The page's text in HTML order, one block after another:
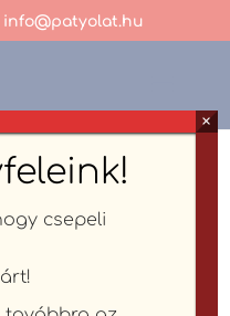
info@patyolat.hu
csepeli
×